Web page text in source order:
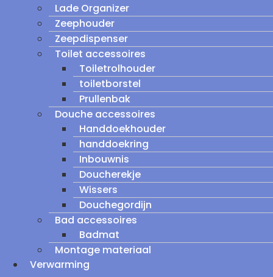
Lade Organizer
Zeephouder
Zeepdispenser
Toilet accessoires
Toiletrolhouder
toiletborstel
Prullenbak
Douche accessoires
Handdoekhouder
handdoekring
Inbouwnis
Doucherekje
Wissers
Douchegordijn
Bad accessoires
Badmat
Montage materiaal
Verwarming